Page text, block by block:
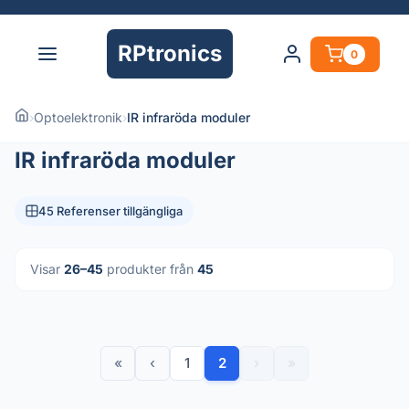
RPtronics 0
›Optoelektronik›IR infraröda moduler
IR infraröda moduler
45 Referenser tillgängliga
Visar 26–45 produkter från 45
« ‹ 1 2